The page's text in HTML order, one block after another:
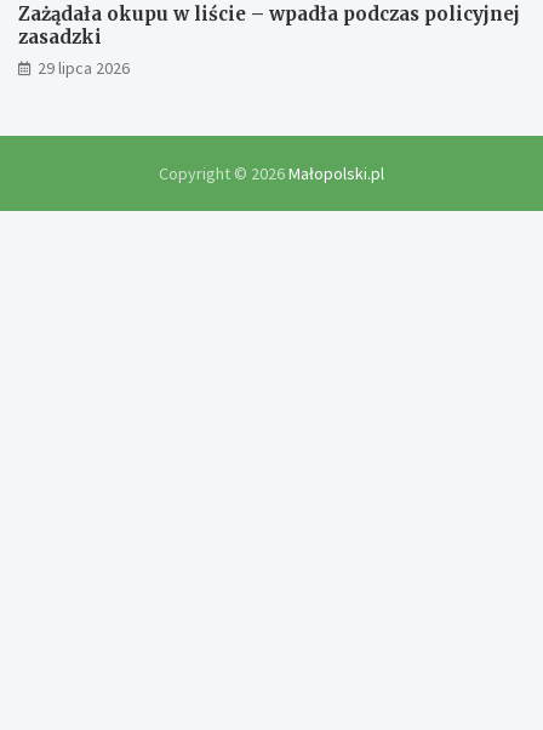
Zażądała okupu w liście – wpadła podczas policyjnej
zasadzki
29 lipca 2026
Copyright © 2026Małopolski.pl